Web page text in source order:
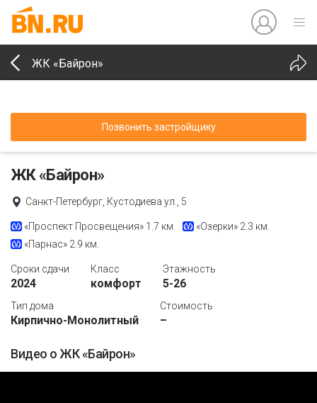
ЖК «Байрон»
Позвонить застройщику
ЖК «Байрон»
Санкт-Петербург, Кустодиева ул., 5
«Проспект Просвещения» 1.7 км. «Озерки» 2.3 км.
«Парнас» 2.9 км.
Сроки сдачи
2024
Класс
комфорт
Этажность
5-26
Тип дома
Кирпично-Монолитный
Стоимость
–
Видео о ЖК «Байрон»